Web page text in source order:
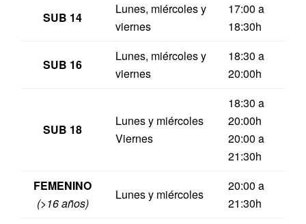
SUB 14
Lunes, miércoles y
viernes
17:00 a
18:30h
SUB 16
Lunes, miércoles y
viernes
18:30 a
20:00h
SUB 18
Lunes y miércoles
Viernes
18:30 a
20:00h
20:00 a
21:30h
FEMENINO
(>16 años)
Lunes y miércoles
20:00 a
21:30h